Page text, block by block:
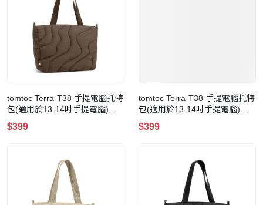
tomtoc Terra-T38 手提電腦托特
包(適用於13-14吋手提電腦)
(T38S1Y1)(10L-Earthshade)
$399
tomtoc Terra-T38 手提電腦托特
包(適用於13-14吋手提電腦)
(T38S1W1)(10L-White)
$399